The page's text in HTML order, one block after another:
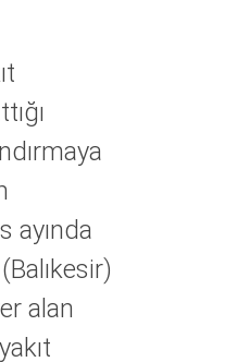
ayında
alan